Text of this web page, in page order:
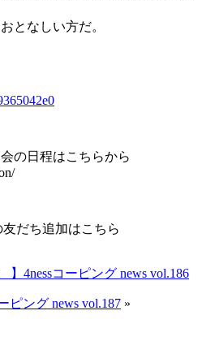
となしい方だ。
の日程はこちらから
だち追加はこちら
4nessコーピング news vol.186
ング news vol.187 »